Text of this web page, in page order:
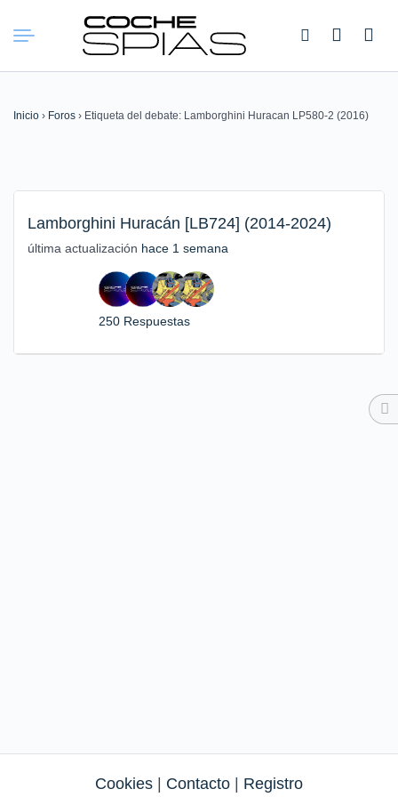
Buscar:
Inicio › Foros › Etiqueta del debate: Lamborghini Huracan LP580-2 (2016)
Lamborghini Huracán [LB724] (2014-2024)
última actualización hace 1 semana
250 Respuestas
Cookies Contacto Registro